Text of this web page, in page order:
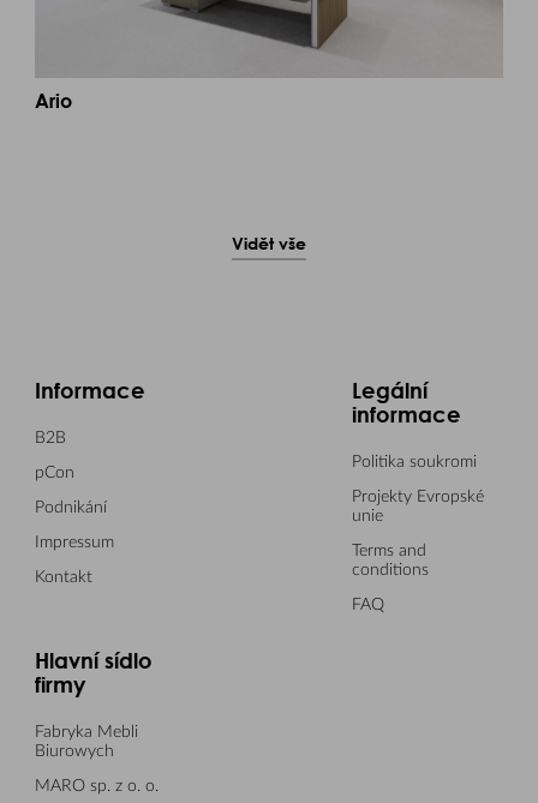
Ario
Vidět vše
Informace
B2B
pCon
Podnikání
Impressum
Kontakt
Legální
informace
Politika soukromi
Projekty Evropské
unie
Terms and
conditions
FAQ
Hlavní sídlo
firmy
Fabryka Mebli
Biurowych
MARO sp. z o. o.